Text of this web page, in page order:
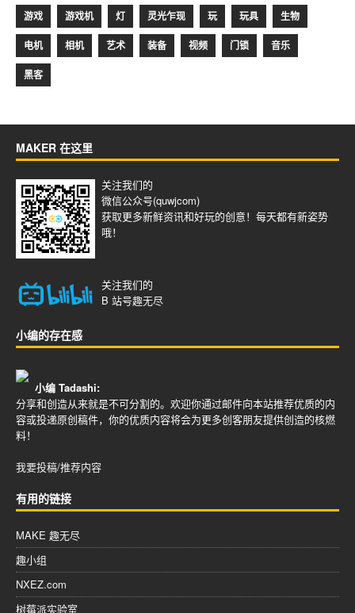
游戏 游戏机 灯 灵光乍现 玩 玩具 生物
电机 相机 艺术 装备 视频 门锁 音乐
黑客
MAKER 在这里
关注我们的
微信公众号(quwjcom)
获取更多新鲜资讯和好玩的创意！每天都有新姿势
哦！
关注我们的
B 站号趣无尽
小编的存在感
小编 Tadashi:
分享和创造从来就是不可分割的。欢迎你通过邮件向本站推荐优质的内
容或投递原创稿件，你的优质内容将会为更多创客朋友提供创造的核燃
料！
我要投稿/推荐内容
有用的链接
MAKE 趣无尽
趣小组
NXEZ.com
树莓派实验室